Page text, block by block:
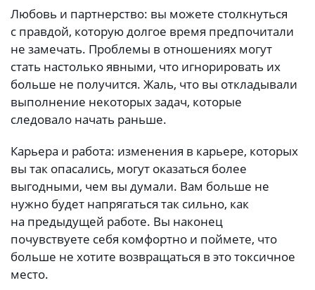
Любовь и партнерство: вы можете столкнуться
с правдой, которую долгое время предпочитали
не замечать. Проблемы в отношениях могут
стать настолько явными, что игнорировать их
больше не получится. Жаль, что вы откладывали
выполнение некоторых задач, которые
следовало начать раньше.
Карьера и работа: изменения в карьере, которых
вы так опасались, могут оказаться более
выгодными, чем вы думали. Вам больше не
нужно будет напрягаться так сильно, как
на предыдущей работе. Вы наконец
почувствуете себя комфортно и поймете, что
больше не хотите возвращаться в это токсичное
место.